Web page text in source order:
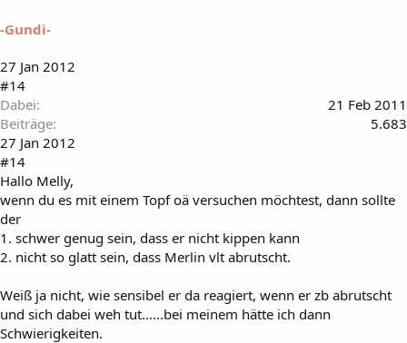
-Gundi-
27 Jan 2012
#14
Dabei
21 Feb 2011
Beiträge
5.683
27 Jan 2012
#14
Hallo Melly,
wenn du es mit einem Topf oä versuchen möchtest, dann sollte
der
1. schwer genug sein, dass er nicht kippen kann
2. nicht so glatt sein, dass Merlin vlt abrutscht.
Weiß ja nicht, wie sensibel er da reagiert, wenn er zb abrutscht
und sich dabei weh tut......bei meinem hätte ich dann
Schwierigkeiten.